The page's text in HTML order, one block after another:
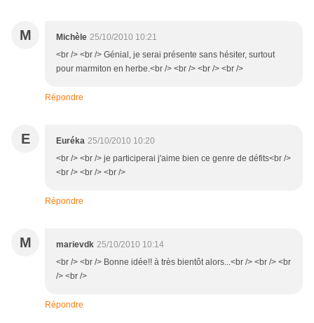
M Michèle 25/10/2010 10:21
<br /> <br /> Génial, je serai présente sans hésiter, surtout
pour marmiton en herbe.<br /> <br /> <br /> <br />
Répondre
E Euréka 25/10/2010 10:20
<br /> <br /> je participerai j'aime bien ce genre de défits<br />
<br /> <br /> <br />
Répondre
M marievdk 25/10/2010 10:14
<br /> <br /> Bonne idée!! à très bientôt alors...<br /> <br /> <br
/> <br />
Répondre